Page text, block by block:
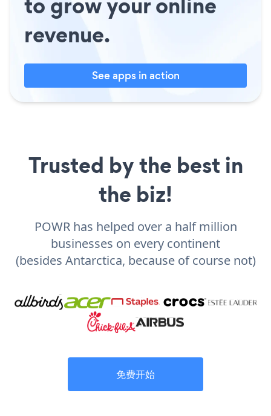
revenue.
See apps in action
Trusted by the best in
the biz!
POWR has helped over a half million
businesses on every continent
(besides Antarctica, because of course not)
免费开始